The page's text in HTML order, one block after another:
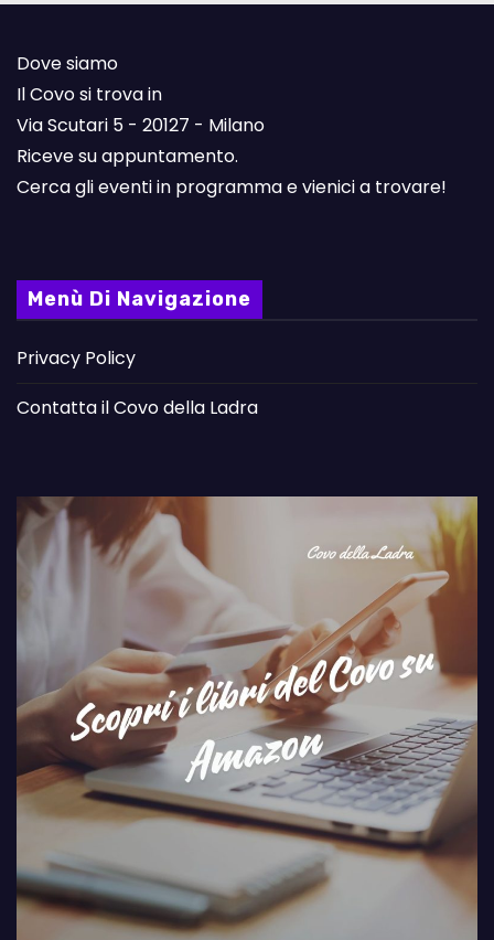
Dove siamo
Il Covo si trova in
Via Scutari 5 - 20127 - Milano
Riceve su appuntamento.
Cerca gli eventi in programma e vienici a trovare!
Menù Di Navigazione
Privacy Policy
Contatta il Covo della Ladra